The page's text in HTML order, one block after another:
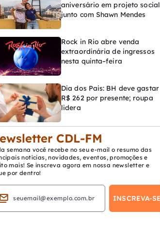
aniversário em projeto social
junto com Shawn Mendes
Rock in Rio abre venda
extraordinária de ingressos
nesta quinta–feira
Dia dos Pais: BH deve gastar
R$ 262 por presente; roupa
lidera
CDL-FM
semana você recebe no seu e-mail o resumo das
notícias, novidades, eventos, promoções e
mais! Se inscreva agora em nossa newsletter e
por dentro!